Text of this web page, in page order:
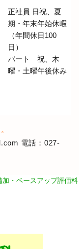
正社員 日祝、夏
期・年末年始休暇
（年間休日100
日）
パート 祝、木
曜・土曜午後休み
電話：027-
・ベースアップ評価料